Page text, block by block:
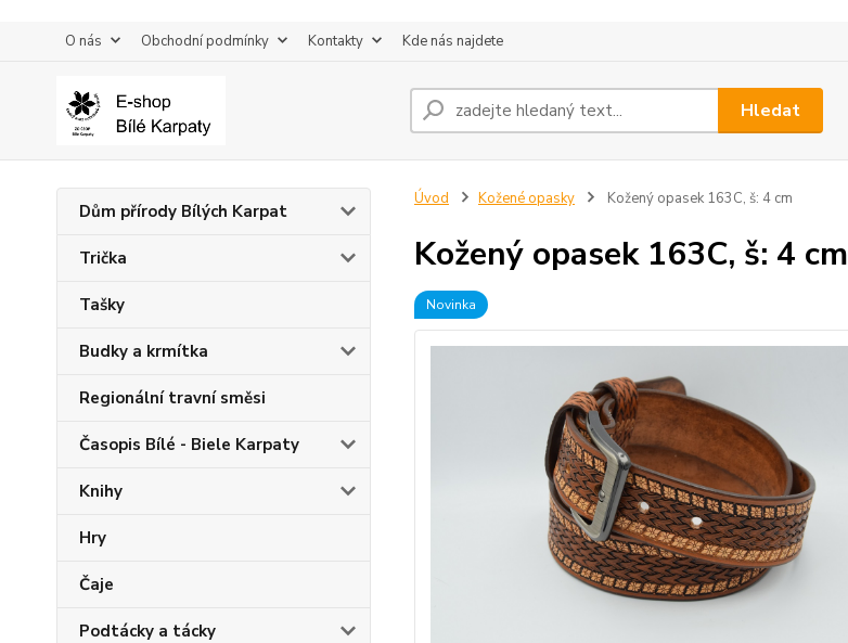
O nás Obchodní podmínky Kontakty Kde nás najdete
Hledat
Dům přírody Bílých Karpat
Trička
Tašky
Budky a krmítka
Regionální travní směsi
Časopis Bílé - Biele Karpaty
Knihy
Hry
Čaje
Podtácky a tácky
Úvod Kožené opasky Kožený opasek 163C, š: 4 cm
Kožený opasek 163C, š: 4 cm
Novinka